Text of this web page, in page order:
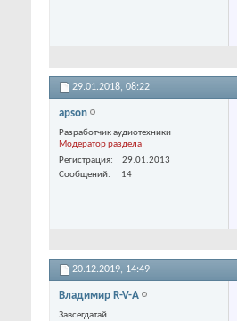
29.01.2018, 08:22
apson
Разработчик аудиотехники
Модератор раздела
Регистрация
29.01.2013
Сообщений
14
20.12.2019, 14:49
Владимир R-V-A
Завсегдатай